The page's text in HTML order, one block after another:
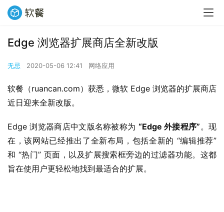
Edge 浏览器扩展商店全新改版
无忌 2020-05-06 12:41 网络应用
软餐（ruancan.com）获悉，微软 Edge 浏览器的扩展商店
近日迎来全新改版。
Edge 浏览器商店中文版名称被称为 “Edge 外接程序”。现
在，该网站已经推出了全新布局，包括全新的 “编辑推荐”
和 “热门” 页面，以及扩展搜索框旁边的过滤器功能。这都
旨在使用户更轻松地找到最适合的扩展。